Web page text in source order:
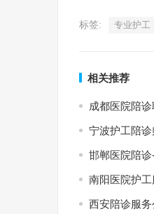
标签: 专业护工
相关推荐
成都医院陪
宁波护工陪
邯郸医院陪
南阳医院护
西安陪诊服